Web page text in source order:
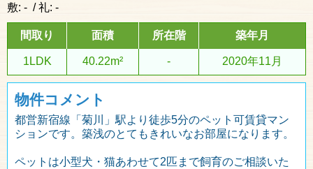
敷: - / 礼: -
間取り 面積 所在階 築年月
1LDK 40.22m² - 2020年11月
物件コメント
都営新宿線「菊川」駅より徒歩5分のペット可賃貸マン
ションです。築浅のとてもきれいなお部屋になります。
ペットは小型犬・猫あわせて2匹まで飼育のご相談いた